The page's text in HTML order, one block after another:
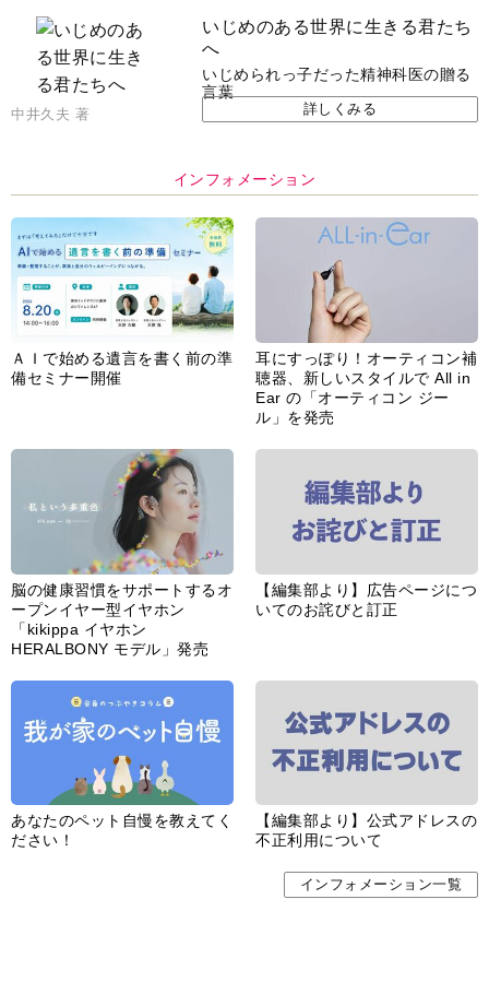
いじめのある世界に生きる君たち
へ
いじめられっ子だった精神科医の贈る
言葉
中井久夫 著 詳しくみる
インフォメーション
ＡＩで始める遺言を書く前の準
備セミナー開催
耳にすっぽり！オーティコン補
聴器、新しいスタイルで All in
Ear の「オーティコン ジー
ル」を発売
脳の健康習慣をサポートするオ
ープンイヤー型イヤホン
「kikippa イヤホン
HERALBONY モデル」発売
【編集部より】広告ページにつ
いてのお詫びと訂正
あなたのペット自慢を教えてく
ださい！
【編集部より】公式アドレスの
不正利用について
インフォメーション一覧